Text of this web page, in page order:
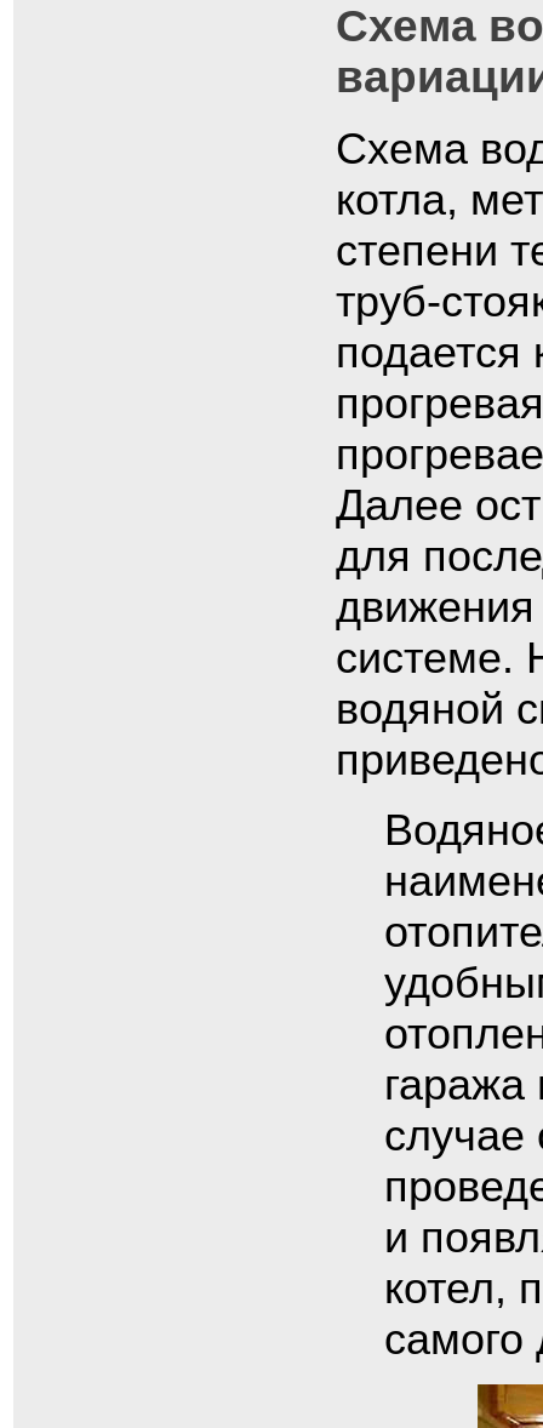
Схема
Схема
котла,
степени
труб-
подается
Далее
для
движения
системе.
водяной
гаража
случае
и
котел,
самого